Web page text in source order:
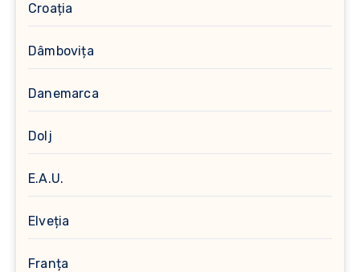
Croația
Dâmbovița
Danemarca
Dolj
E.A.U.
Elveția
Franța